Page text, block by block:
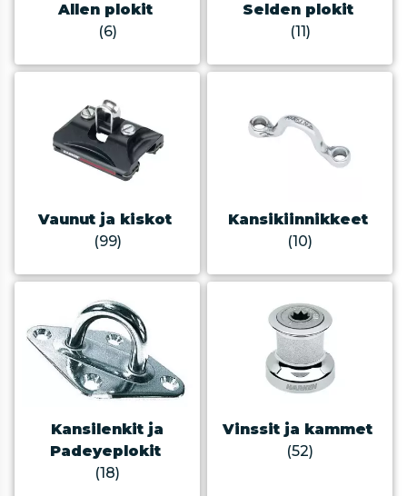
Allen plokit
(6)
Selden plokit
(11)
Vaunut ja kiskot
(99)
Kansikiinnikkeet
(10)
Kansilenkit ja
Padeyeplokit
(18)
Vinssit ja kammet
(52)